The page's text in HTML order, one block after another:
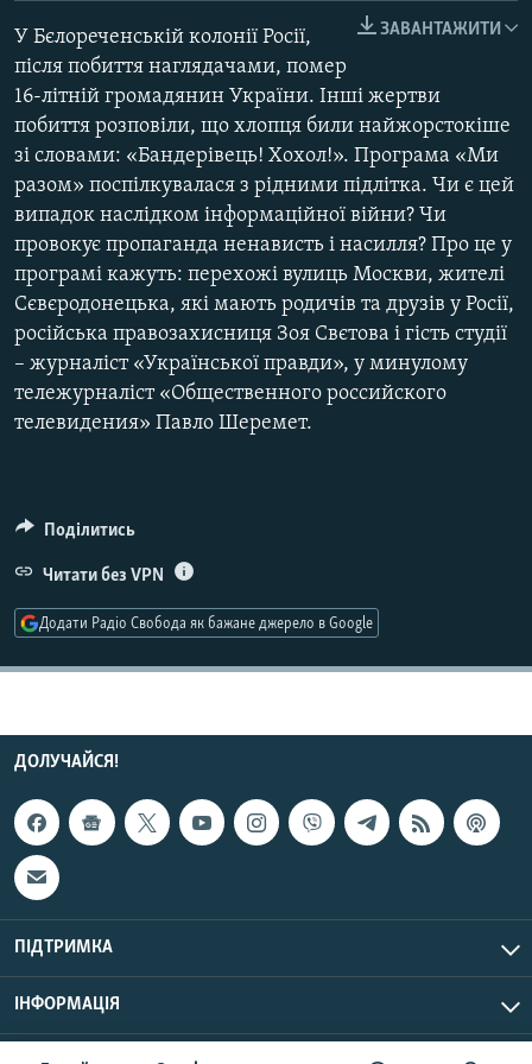
ФОТО
СПЕЦПРОЄКТИ
ПОДКАСТИ
КРИМ РЕАЛІЇ
РУС
УКР
КТАТ
ДОЛУЧАЙСЯ!
ЗАВАНТАЖИТИ
У Бєлореченській колонії Росії,
після побиття наглядачами, помер
16-літній громадянин України. Інші жертви
побиття розповіли, що хлопця били найжорстокіше
зі словами: «Бандерівець! Хохол!». Програма «Ми
разом» поспілкувалася з рідними підлітка. Чи є цей
випадок наслідком інформаційної війни? Чи
провокує пропаганда ненависть і насилля? Про це у
програмі кажуть: перехожі вулиць Москви, жителі
Сєвєродонецька, які мають родичів та друзів у Росії,
російська правозахисниця Зоя Свєтова і гість студії
– журналіст «Української правди», у минулому
тележурналіст «Общественного российского
телевидения» Павло Шеремет.
Поділитись
Читати без VPN
Додати Радіо Свобода як бажане джерело в Google
ДОЛУЧАЙСЯ!
ПІДТРИМКА
ІНФОРМАЦІЯ